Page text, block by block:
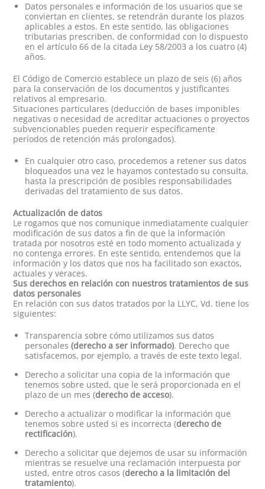
Datos personales e información de los usuarios que se
conviertan en clientes, se retendrán durante los plazos
aplicables a estos. En este sentido, las obligaciones
tributarias prescriben, de conformidad con lo dispuesto
en el artículo 66 de la citada Ley 58/2003 a los cuatro (4)
años.
El Código de Comercio establece un plazo de seis (6) años
para la conservación de los documentos y justificantes
relativos al empresario.
Situaciones particulares (deducción de bases imponibles
negativas o necesidad de acreditar actuaciones o proyectos
subvencionables pueden requerir específicamente
períodos de retención más prolongados).
En cualquier otro caso, procedemos a retener sus datos
bloqueados una vez le hayamos contestado su consulta,
hasta la prescripción de posibles responsabilidades
derivadas del tratamiento de sus datos.
Actualización de datos
Le rogamos que nos comunique inmediatamente cualquier
modificación de sus datos a fin de que la información
tratada por nosotros esté en todo momento actualizada y
no contenga errores. En este sentido, entendemos que la
información y los datos que nos ha facilitado son exactos,
actuales y veraces.
Sus derechos en relación con nuestros tratamientos de sus
datos personales
En relación con sus datos tratados por la LLYC, Vd. tiene los
siguientes:
Transparencia sobre cómo utilizamos sus datos
personales(derecho a ser informado). Derecho que
satisfacemos, por ejemplo, a través de este texto legal.
Derecho a solicitar una copia de la información que
tenemos sobre usted, que le será proporcionada en el
plazo de un mes (derecho de acceso).
Derecho a actualizar o modificar la información que
tenemos sobre usted si es incorrecta (derecho de
rectificación).
Derecho a solicitar que dejemos de usar su información
mientras se resuelve una reclamación interpuesta por
usted, entre otros casos (derecho a la limitación del
tratamiento).